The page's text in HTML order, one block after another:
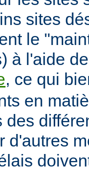
sites
le
à l'aide
, ce qui
en
des
d'autres